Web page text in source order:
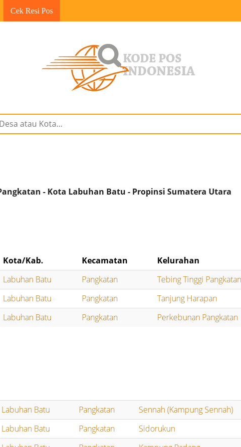
Cek Resi Pos
- Kota Labuhan Batu - Propinsi Sumatera Utara
Kota/Kab. Kecamatan
Kelurahan
Labuhan Batu Pangkatan
Tebing Tinggi
Labuhan Batu Pangkatan
Tanjung Harapan
Labuhan Batu Pangkatan Perkebunan Pangkatan
Labuhan Batu Pangkatan
Sennah (Kampung Sennah)
Labuhan Batu Pangkatan
Sidorukun